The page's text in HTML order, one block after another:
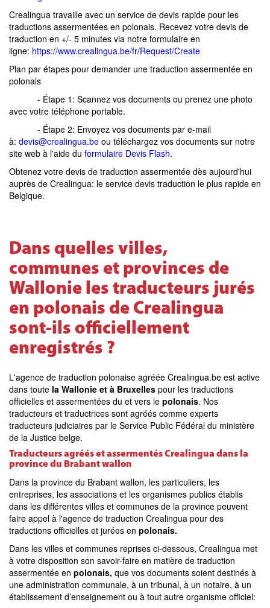
Crealingua travaille avec un service de devis rapide pour les
traductions assermentées en polonais. Recevez votre devis de
traduction en +/- 5 minutes via notre formulaire en
ligne: https://www.crealingua.be/fr/Request/Create
Plan par étapes pour demander une traduction assermentée en
polonais
- Étape 1: Scannez vos documents ou prenez une photo
avec votre téléphone portable.
- Étape 2: Envoyez vos documents par e-mail
à: devis@crealingua.be ou téléchargez vos documents sur notre
site web à l'aide du formulaire Devis Flash.
Obtenez votre devis de traduction assermentée dès aujourd'hui
auprès de Crealingua: le service devis traduction le plus rapide en
Belgique.
Dans quelles villes,
communes et provinces de
Wallonie les traducteurs jurés
en polonais de Crealingua
sont-ils officiellement
enregistrés ?
L'agence de traduction polonaise agréée Crealingua.be est active
dans toute la Wallonie et à Bruxelles pour les traductions
officielles et assermentées du et vers le polonais. Nos
traducteurs et traductrices sont agréés comme experts
traducteurs judiciaires par le Service Public Fédéral du ministère
de la Justice belge.
Traducteurs agréés et assermentés Crealingua dans la
province du Brabant wallon
Dans la province du Brabant wallon, les particuliers, les
entreprises, les associations et les organismes publics établis
dans les différentes villes et communes de la province peuvent
faire appel à l'agence de traduction Crealingua pour des
traductions officielles et jurées en polonais.
Dans les villes et communes reprises ci-dessous, Crealingua met
à votre disposition son savoir-faire en matière de traduction
assermentée en polonais, que vos documents soient destinés à
une administration communale, à un tribunal, à un notaire, à un
établissement d’enseignement ou à tout autre organisme officiel: